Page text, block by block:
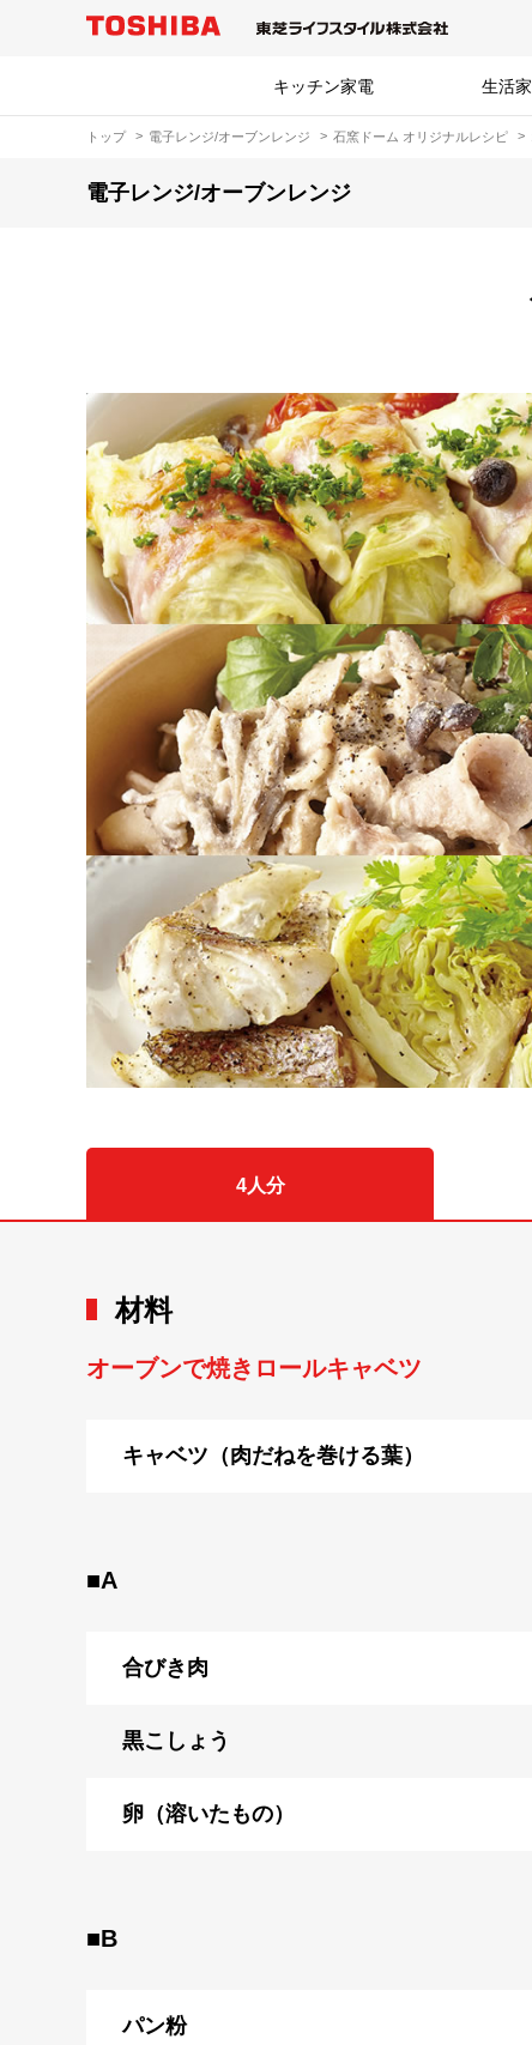
キッチン家電 生活
トップ 電子レンジ/オーブンレンジ 石窯ドーム オリジナルレシピ
電子レンジ/オーブンレンジ
4人分
材料
オーブンで焼きロールキャベツ
キャベツ（肉だねを巻ける葉）
■A
合びき肉
黒こしょう
卵（溶いたもの）
■B
パン粉